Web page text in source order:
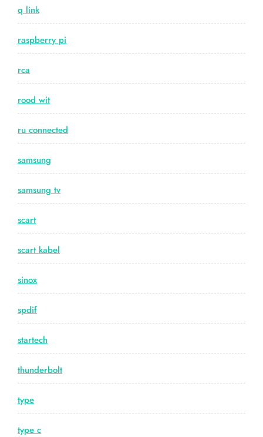
q link
raspberry pi
rca
rood wit
ru connected
samsung
samsung tv
scart
scart kabel
sinox
spdif
startech
thunderbolt
type
type c